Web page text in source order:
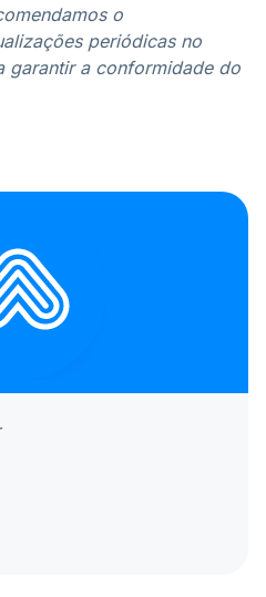
o
periódicas no
garantir a conformidade do